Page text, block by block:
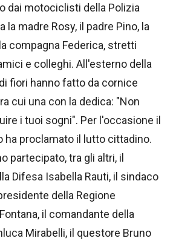
dai motociclisti della Polizia
la madre Rosy, il padre Pino, la
compagna Federica, stretti
e colleghi. All'esterno della
fiori hanno fatto da cornice
cui una con la dedica: "Non
i tuoi sogni". Per l'occasione il
ha proclamato il lutto cittadino.
partecipato, tra gli altri, il
Difesa Isabella Rauti, il sindaco
della Regione
il comandante della
Mirabelli, il questore Bruno